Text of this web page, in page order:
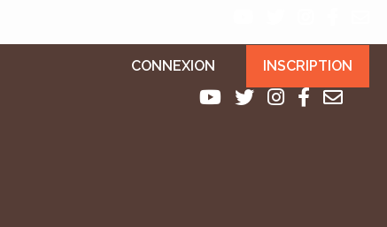
CONNEXION INSCRIPTION